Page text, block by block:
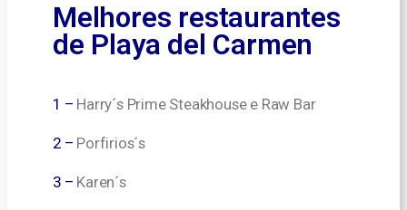
Melhores restaurantes
de Playa del Carmen
1 – Harry´s Prime Steakhouse e Raw Bar
2 – Porfirios´s
3 – Karen´s